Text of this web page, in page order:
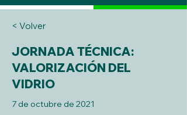
< Volver
JORNADA TÉCNICA:
VALORIZACIÓN DEL
VIDRIO
7 de octubre de 2021